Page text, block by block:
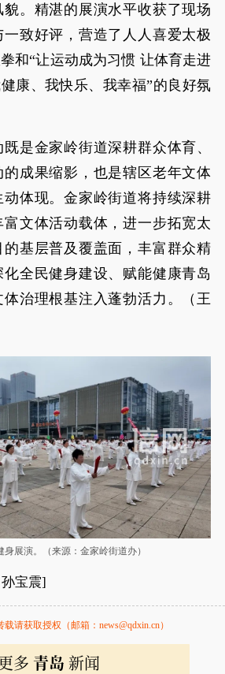
貌。精湛的展演水平收获了现场
致好评，营造了人人喜爱太极
和“让运动成为习惯 让体育走进
康、我快乐、我幸福”的良好氛
是金家岭街道深耕群众体育、
成果缩影，也是辖区老年文体
体现。金家岭街道将持续深耕
文体活动载体，进一步拓宽太
基层普及覆盖面，丰富群众精
全民健身建设、赋能健康青岛
治理根基注入蓬勃活力。（王
身展演。（来源：金家岭街道办）
宝震]
请获取授权（邮箱：news@qdxin.cn）
多 青岛 新闻